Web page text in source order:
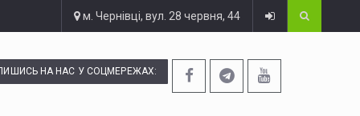
м. Чернівці, вул. 28 червня, 44
НА НАС У СОЦМЕРЕЖАХ: